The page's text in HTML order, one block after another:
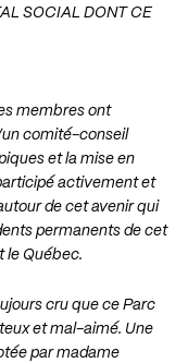
SOCIAL DONT CE
membres ont
comité-conseil
et la mise en
activement et
de cet avenir qui
permanents de cet
le Québec.
cru que ce Parc
et mal-aimé. Une
par madame